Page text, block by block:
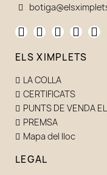
ELS XIMPLETS
LA COLLA
CERTIFICATS
PUNTS DE VENDA
PREMSA
Mapa del lloc
LEGAL